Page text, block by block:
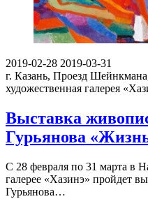
2019-02-28 2019-03-31
г. Казань, Проезд
художественная галерея
Выставка
Гурьянова
С 28 февраля по 31 марта в
галерее «Хазинэ» пройдет
Гурьянова…